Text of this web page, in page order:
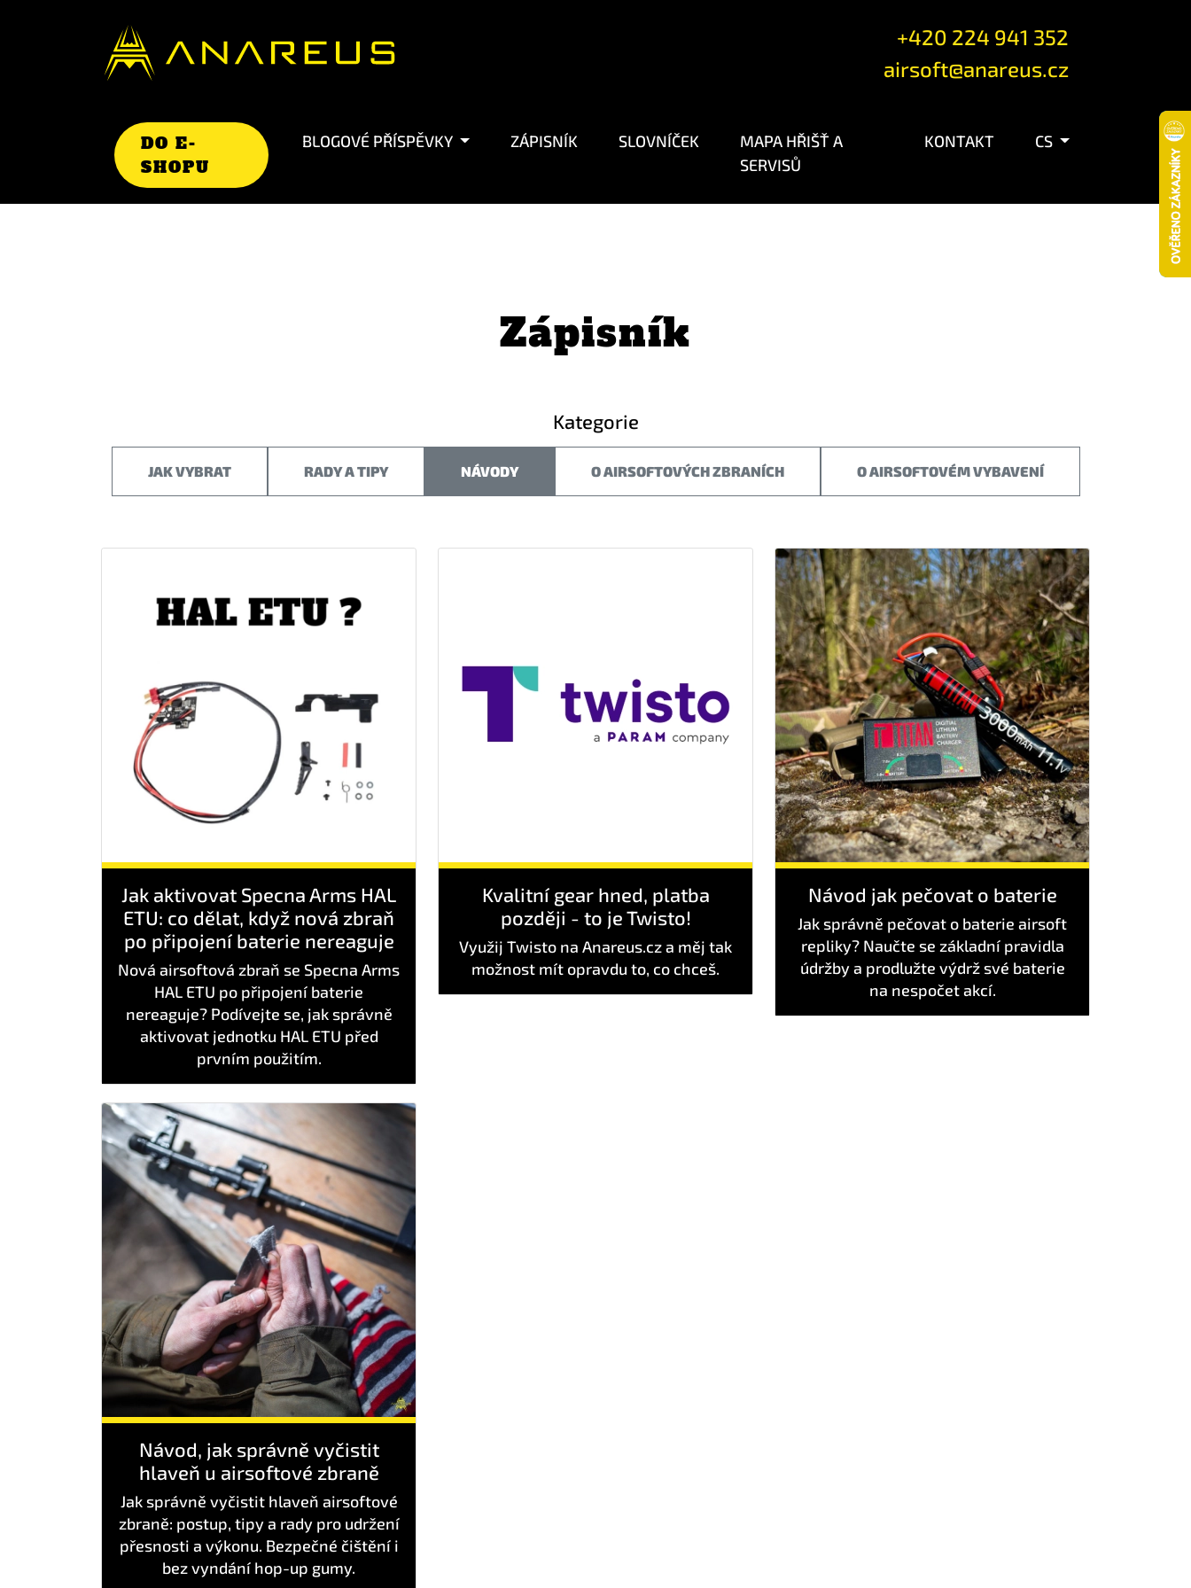
+420 224 941 352
airsoft@anareus.cz
DO E-
SHOPU
BLOGOVÉ PŘÍSPĚVKY ZÁPISNÍK SLOVNÍČEK
MAPA HŘIŠŤ A
SERVISŮ
KONTAKT CS
Zápisník
Kategorie
JAK VYBRAT RADY A TIPY NÁVODY O AIRSOFTOVÝCH ZBRANÍCH O AIRSOFTOVÉM VYBAVENÍ
Jak aktivovat Specna Arms HAL
ETU: co dělat, když nová zbraň
po připojení baterie nereaguje
Nová airsoftová zbraň se Specna Arms
HAL ETU po připojení baterie
nereaguje? Podívejte se, jak správně
aktivovat jednotku HAL ETU před
prvním použitím.
Kvalitní gear hned, platba
později - to je Twisto!
Využij Twisto na Anareus.cz a měj tak
možnost mít opravdu to, co chceš.
Návod jak pečovat o baterie
Jak správně pečovat o baterie airsoft
repliky? Naučte se základní pravidla
údržby a prodlužte výdrž své baterie
na nespočet akcí.
Návod, jak správně vyčistit
hlaveň u airsoftové zbraně
Jak správně vyčistit hlaveň airsoftové
zbraně: postup, tipy a rady pro udržení
přesnosti a výkonu. Bezpečné čištění i
bez vyndání hop-up gumy.